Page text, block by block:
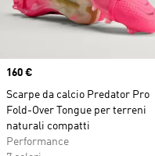
Price
160 €
Scarpe da calcio Predator Pro
Fold-Over Tongue per terreni
naturali compatti
Performance